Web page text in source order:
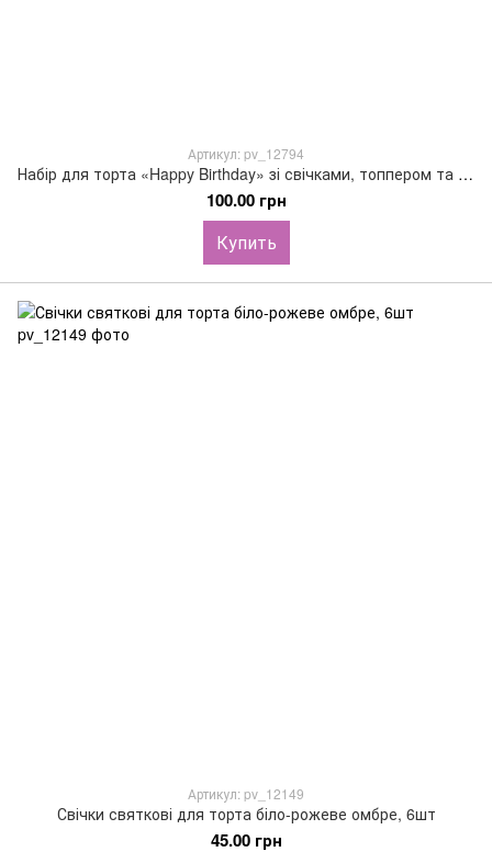
Артикул: pv_12794
Набір для торта «Happy Birthday» зі свічками, топпером та лопаткою
100.00 грн
Купить
Артикул: pv_12149
Свічки святкові для торта біло-рожеве омбре, 6шт
45.00 грн